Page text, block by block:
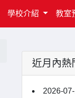
學校介紹 教室
近月內熱
2026-